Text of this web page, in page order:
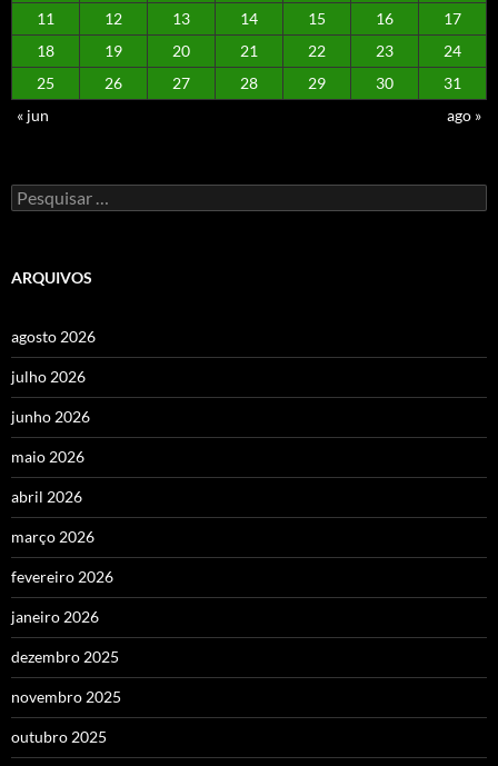
11
12 13 14 15 16
17
18
19 20 21 22 23
24
25
26 27 28 29 30
31
« jun
ago »
Pesquisar
por:
ARQUIVOS
agosto 2026
julho 2026
junho 2026
maio 2026
abril 2026
março 2026
fevereiro 2026
janeiro 2026
dezembro 2025
novembro 2025
outubro 2025